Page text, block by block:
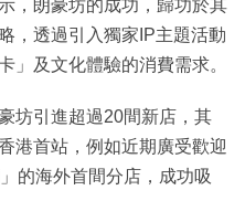
，朗豪坊的成功，歸功於其
，透過引入獨家IP主題活動
」及文化體驗的消費需求。
坊引進超過20間新店，其
港首站，例如近期廣受歡迎
的海外首間分店，成功吸